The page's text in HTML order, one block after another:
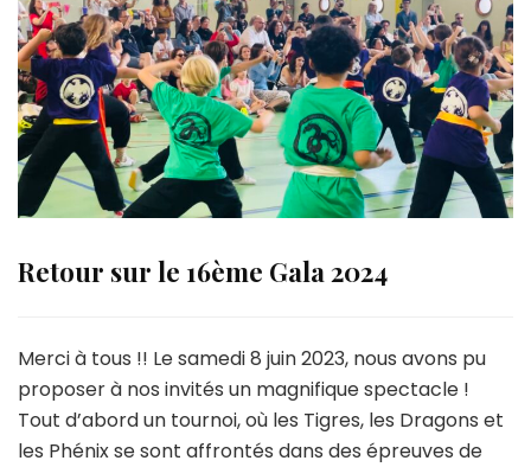
Retour sur le 16ème Gala 2024
Merci à tous !! Le samedi 8 juin 2023, nous avons pu
proposer à nos invités un magnifique spectacle !
Tout d’abord un tournoi, où les Tigres, les Dragons et
les Phénix se sont affrontés dans des épreuves de